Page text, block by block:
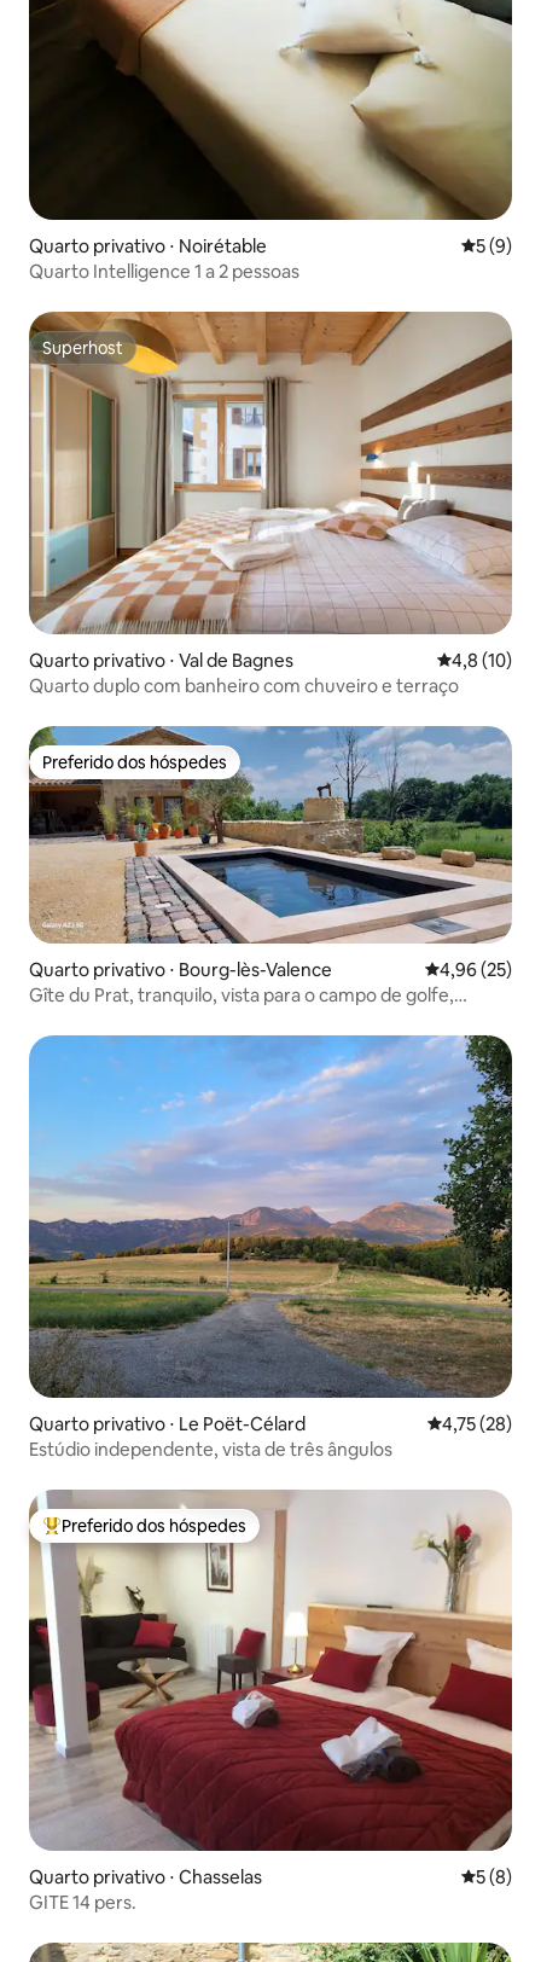
Quarto privativo ⋅ Noirétable 5 de
5 (9)
Quarto Intelligence 1 a 2 pessoas
Superhost
Superhost
Quarto privativo ⋅ Val de Bagnes 4,8 de uma
4,8 (10)
Quarto duplo com banheiro com chuveiro e terraço
Preferido dos hóspedes
Preferido dos hóspedes
Quarto privativo ⋅ Bourg-lès-Valence 4,96 de uma
4,96 (25)
Gîte du Prat, tranquilo, vista para o campo de golfe,
Quarto privativo ⋅ Le Poët-Célard 4,75 de uma
4,75 (28)
Estúdio independente, vista de três ângulos
Entre os melhores preferidos dos hóspedes
Preferido dos hóspedes
Quarto privativo ⋅ Chasselas 5 de
5 (8)
GITE 14 pers.